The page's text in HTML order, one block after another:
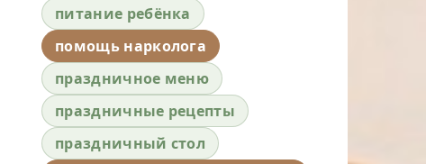
питание ребёнка
помощь нарколога
праздничное меню
праздничные рецепты
праздничный стол